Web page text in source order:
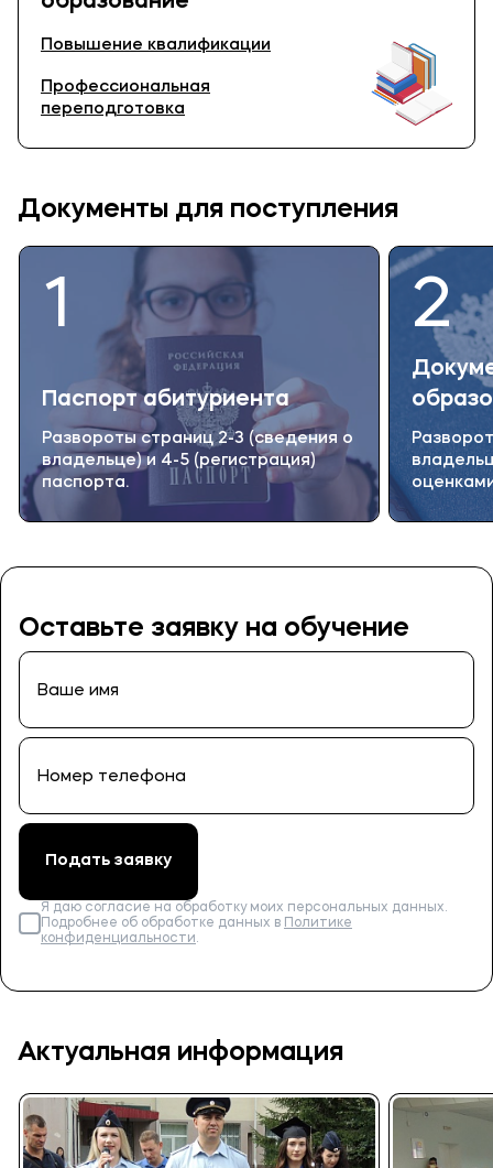
Повышение квалификации
Профессиональная
переподготовка
Документы для поступления
1
Паспорт абитуриента
Развороты страниц 2-3 (сведения о
владельце) и 4-5 (регистрация)
паспорта.
2
Оставьте заявку на обучение
Подать заявку
Я даю согласие на обработку моих персональных данных.
Подробнее об обработке данных в
Политике
конфиденциальности.
Актуальная информация